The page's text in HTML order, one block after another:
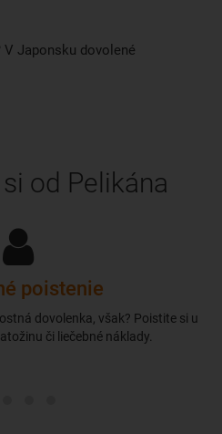
V Japonsku dovolené
od Pelikána
poistenie
dovolenka, však? Poistite si u
či liečebné náklady.